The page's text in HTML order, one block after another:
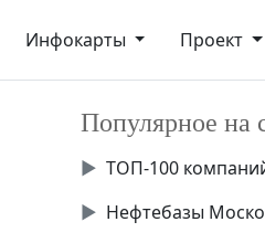
Инфокарты Проект
Популярное на
▶
▶